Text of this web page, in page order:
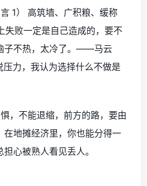
1） 高筑墙、广积粮、缓称
败一定是自己造成的，要不
子不热，太冷了。——马云
力，我认为选择什么不做是
，不能退缩，前方的路，要由
在地摊经济里，你也能分得一
心被熟人看见丢人。